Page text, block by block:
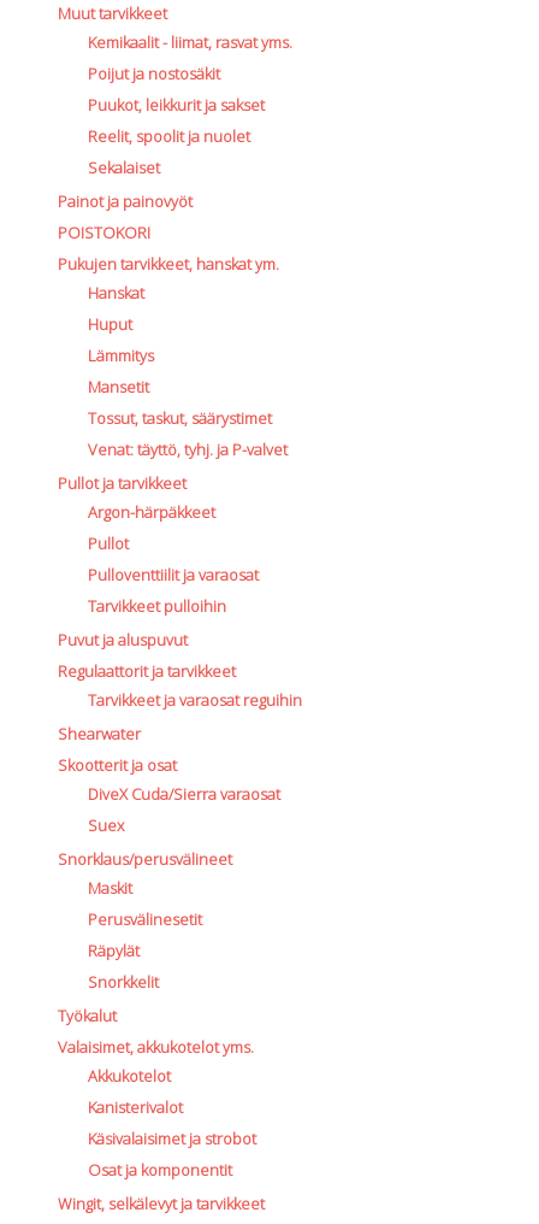
Muut tarvikkeet
Kemikaalit - liimat, rasvat yms.
Poijut ja nostosäkit
Puukot, leikkurit ja sakset
Reelit, spoolit ja nuolet
Sekalaiset
Painot ja painovyöt
POISTOKORI
Pukujen tarvikkeet, hanskat ym.
Hanskat
Huput
Lämmitys
Mansetit
Tossut, taskut, säärystimet
Venat: täyttö, tyhj. ja P-valvet
Pullot ja tarvikkeet
Argon-härpäkkeet
Pullot
Pulloventtiilit ja varaosat
Tarvikkeet pulloihin
Puvut ja aluspuvut
Regulaattorit ja tarvikkeet
Tarvikkeet ja varaosat reguihin
Shearwater
Skootterit ja osat
DiveX Cuda/Sierra varaosat
Suex
Snorklaus/perusvälineet
Maskit
Perusvälinesetit
Räpylät
Snorkkelit
Työkalut
Valaisimet, akkukotelot yms.
Akkukotelot
Kanisterivalot
Käsivalaisimet ja strobot
Osat ja komponentit
Wingit, selkälevyt ja tarvikkeet